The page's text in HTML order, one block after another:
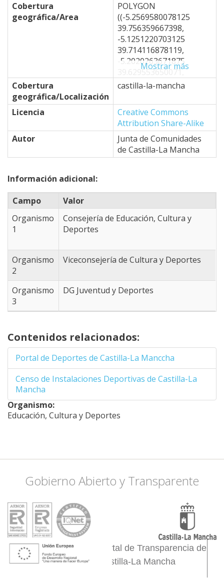
Cobertura
geográfica/Area
POLYGON
((-5.2569580078125
39.756359667398,
-5.1251220703125
39.714116878119,
-5.2020263671875
39.629553650071,
-4.8724365234375
-4.6746826171875
39.50251479253,
-4.7076416015625
39.264753301887,
-4.6966552734375
39.196672742478,
-4.8834228515625
-4.9493408203125
38.365951588109,
-3.8177490234375
-3.3013916015625
38.503643790906,
38.460643187983,
38.546618735457,
-2.6092529296875
38.46924536081,
-2.4444580078125
38.357337108289,
38.253883412596,
-2.5433349609375
-2.1917724609375
-1.8511962890625
38.340105073385,
38.365951588109,
-1.5655517578125
38.340105073385,
-1.4886474609375
38.426224237605,
-1.4007568359375
Mostrar más
Cobertura
geográfica/Localización
castilla-la-mancha
Licencia
Creative Commons
Attribution Share-Alike
Autor
Junta de Comunidades
de Castilla-La Mancha
Información adicional:
Campo
Valor
Organismo
1
Consejería de Educación, Cultura y
Deportes
Organismo
2
Viceconsejería de Cultura y Deportes
Organismo
3
DG Juventud y Deportes
Contenidos relacionados:
Portal de Deportes de Castilla-La Manccha
Censo de Instalaciones Deportivas de Castilla-La
Mancha
Organismo:
Educación, Cultura y Deportes
Gobierno Abierto y Transparente
Portal de Transparencia de
Castilla-La Mancha